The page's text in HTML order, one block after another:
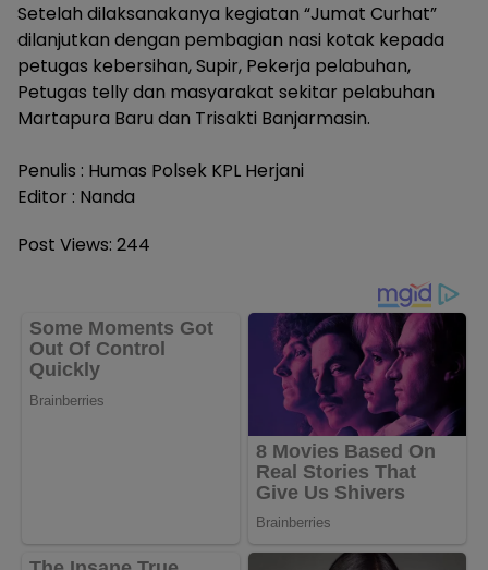
Setelah dilaksanakanya kegiatan “Jumat Curhat”
dilanjutkan dengan pembagian nasi kotak kepada
petugas kebersihan, Supir, Pekerja pelabuhan,
Petugas telly dan masyarakat sekitar pelabuhan
Martapura Baru dan Trisakti Banjarmasin.
Penulis : Humas Polsek KPL Herjani
Editor : Nanda
Post Views: 244